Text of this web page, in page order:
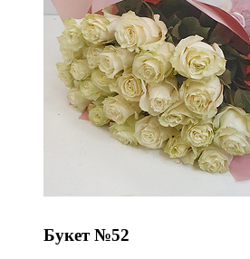
Букет №52